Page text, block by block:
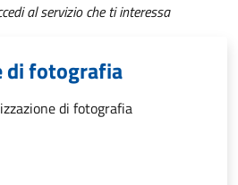
al servizio che ti interessa
di fotografia
di fotografia